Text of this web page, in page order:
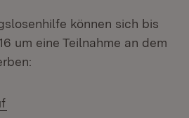
können sich bis
um eine Teilnahme an dem